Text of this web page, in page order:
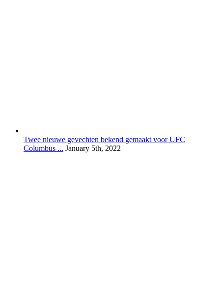
Twee nieuwe gevechten bekend gemaakt voor UFC
Columbus ... January 5th, 2022